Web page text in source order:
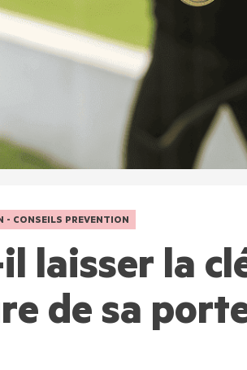
- CONSEILS PREVENTION
laisser la
de sa